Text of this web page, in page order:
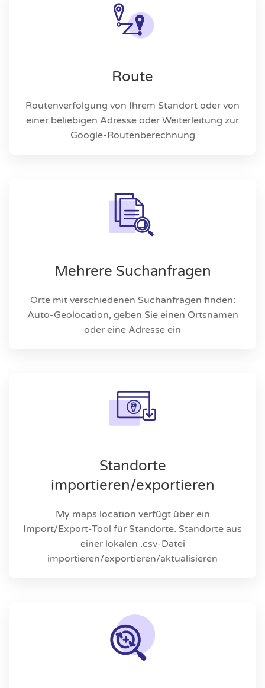
Route
Routenverfolgung von Ihrem Standort oder von
einer beliebigen Adresse oder Weiterleitung zur
Google-Routenberechnung
Mehrere Suchanfragen
Orte mit verschiedenen Suchanfragen finden:
Auto-Geolocation, geben Sie einen Ortsnamen
oder eine Adresse ein
Standorte
importieren/exportieren
My maps location verfügt über ein
Import/Export-Tool für Standorte. Standorte aus
einer lokalen .csv-Datei
importieren/exportieren/aktualisieren